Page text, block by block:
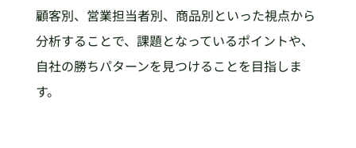
顧客別、営業担当者別、商品別といった視点から
分析することで、課題となっているポイントや、
自社の勝ちパターンを見つけることを目指しま
す。